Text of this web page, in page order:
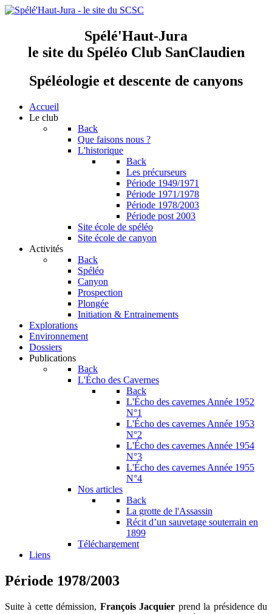
Spélé'Haut-Jura
le site du Spéléo Club SanClaudien
Spéléologie et descente de canyons
Accueil
Le club
Back
Que faisons nous ?
L'historique
Back
Les précurseurs
Période 1949/1971
Période 1971/1978
Période 1978/2003
Période post 2003
Site école de spéléo
Site école de canyon
Activités
Back
Spéléo
Canyon
Prospection
Plongée
Initiation & Entrainements
Explorations
Environnement
Dossiers
Publications
Back
L'Écho des Cavernes
Back
L'Écho des cavernes Année 1952
N°1
L'Écho des cavernes Année 1953
N°2
L'Écho des cavernes Année 1954
N°3
L'Écho des cavernes Année 1955
N°4
Nos articles
Back
La grotte de l'Assassin
Récit d’un sauvetage souterrain en
1899
Téléchargement
Liens
Période 1978/2003
Suite à cette démission, François Jacquier prend la présidence du